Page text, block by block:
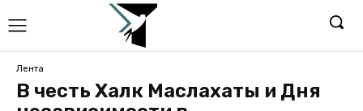
Лента
В честь Халк Маслахаты и Дня